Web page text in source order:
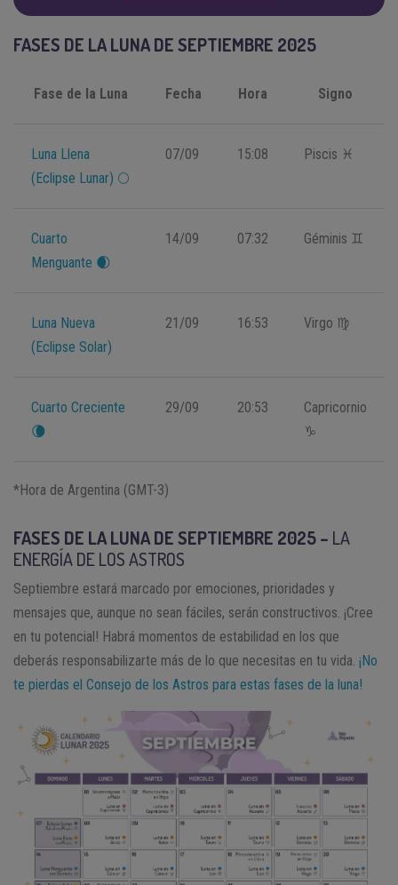
FASES DE LA LUNA DE SEPTIEMBRE 2025
Fase de la Luna Fecha Hora Signo
Luna Llena
(Eclipse Lunar) 🌕
07/09 15:08 Piscis ♓️
Cuarto
Menguante 🌒
14/09 07:32 Géminis ♊️
Luna Nueva
(Eclipse Solar)
21/09 16:53 Virgo ♍️
Cuarto Creciente
🌘
29/09 20:53
Capricornio
♑
*Hora de Argentina (GMT-3)
FASES DE LA LUNA DE SEPTIEMBRE 2025 – LA
ENERGÍA DE LOS ASTROS
Septiembre estará marcado por emociones, prioridades y
mensajes que, aunque no sean fáciles, serán constructivos. ¡Cree
en tu potencial! Habrá momentos de estabilidad en los que
deberás responsabilizarte más de lo que necesitas en tu vida. ¡No
te pierdas el Consejo de los Astros para estas fases de la luna!